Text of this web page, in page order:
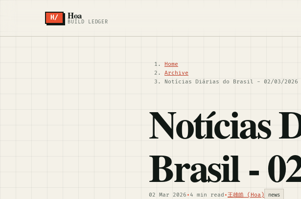
H/ Hoa
BUILD LEDGER
Home
Archive
Notícias Diárias do Brasil - 02/03/2026
Notícias
Brasil -
02 Mar 2026 • 4 min read • 王雄皓 (Hoa) news